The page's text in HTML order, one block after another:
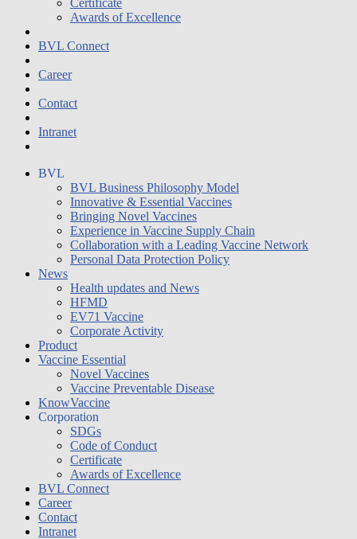
Certificate
Awards of Excellence
BVL Connect
Career
Contact
Intranet
BVL
BVL Business Philosophy Model
Innovative & Essential Vaccines
Bringing Novel Vaccines
Experience in Vaccine Supply Chain
Collaboration with a Leading Vaccine Network
Personal Data Protection Policy
News
Health updates and News
HFMD
EV71 Vaccine
Corporate Activity
Product
Vaccine Essential
Novel Vaccines
Vaccine Preventable Disease
KnowVaccine
Corporation
SDGs
Code of Conduct
Certificate
Awards of Excellence
BVL Connect
Career
Contact
Intranet